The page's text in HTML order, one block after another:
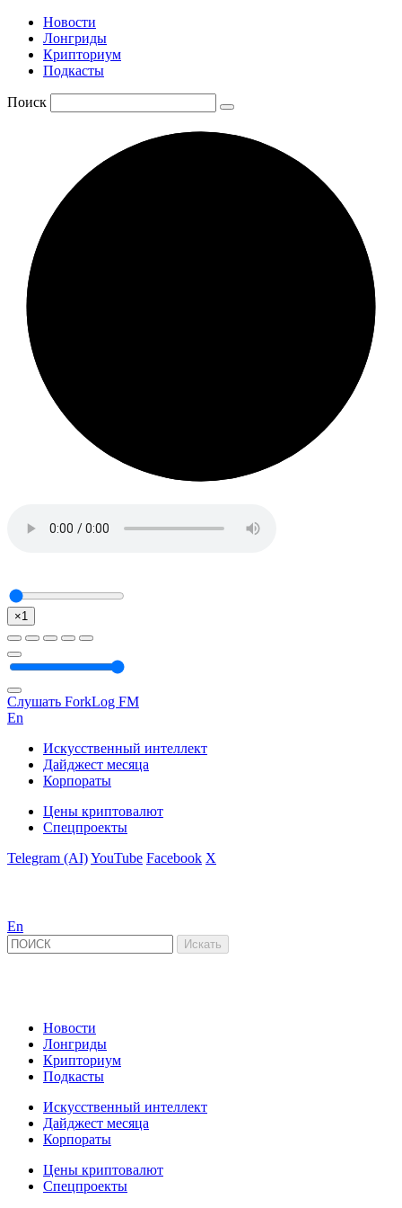
Новости
Лонгриды
Крипториум
Подкасты
Поиск
×1
Слушать ForkLog FM
En
Искусственный интеллект
Дайджест месяца
Корпораты
Цены криптовалют
Спецпроекты
Telegram (AI)YouTube Facebook X
En
Новости
Лонгриды
Крипториум
Подкасты
Искусственный интеллект
Дайджест месяца
Корпораты
Цены криптовалют
Спецпроекты